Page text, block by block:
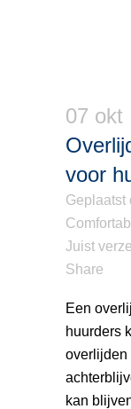
07 okt
voor
Geplaatst
Juist
Share
Een
huurders
overlijden
kan